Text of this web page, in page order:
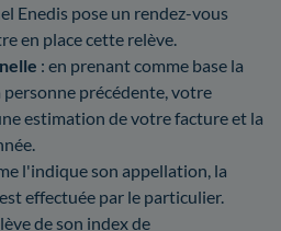
Enedis pose un rendez-vous
en place cette relève.
: en prenant comme base la
précédente, votre
estimation de votre facture et la
l'indique son appellation, la
effectuée par le particulier.
de son index de